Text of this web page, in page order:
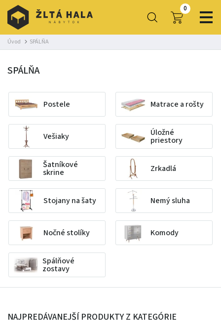
0
Úvod SPÁLŇA
SPÁLŇA
Postele Matrace a rošty
Vešiaky Úložné
priestory
Šatníkové
skrine Zrkadlá
Stojany na šaty Nemý sluha
Nočné stolíky Komody
Spálňové
zostavy
NAJPREDÁVANEJŠÍ PRODUKTY Z KATEGÓRIE